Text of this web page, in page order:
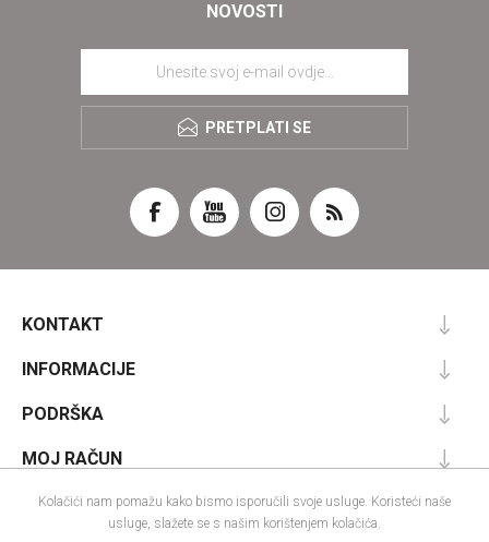
NOVOSTI
PRETPLATI SE
KONTAKT
INFORMACIJE
PODRŠKA
MOJ RAČUN
Kolačići nam pomažu kako bismo isporučili svoje usluge. Koristeći naše
usluge, slažete se s našim korištenjem kolačića.